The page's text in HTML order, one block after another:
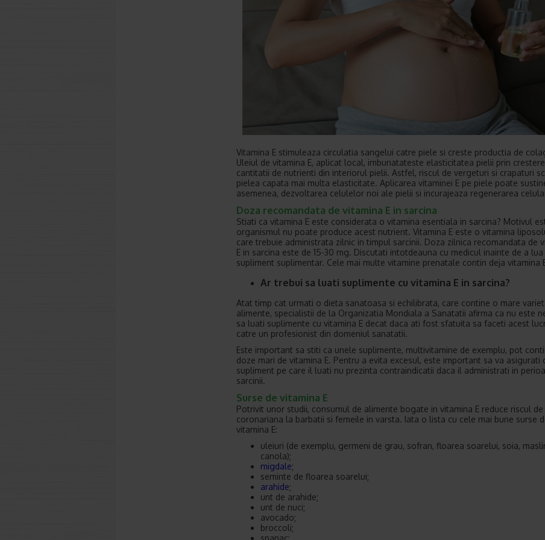
Vitamina E stimuleaza circulatia sangelui catre piele si creste productia de
Uleiul de vitamina E, aplicat local, imbunatateste elasticitatea pielii prin
cantitatii de nutrienti din interiorul pielii. Astfel, riscul de vergeturi si crapaturi
pielea capata mai multa elasticitate. Aplicarea vitaminei E pe piele poate
asemenea, dezvoltarea celulelor noi ale pielii si incurajeaza regenerarea
Doza recomandata de vitamina E in sarcina
Stiati ca vitamina E este considerata o vitamina esentiala in sarcina? Motivul
organismul nu poate produce acest nutrient. Vitamina E este o vitamina
care trebuie administrata zilnic in timpul sarcinii. Doza zilnica recomandata de
E in sarcina este de 15-30 mg. Discutati intotdeauna cu medicul inainte de a
supliment suplimentar. Cele mai multe vitamine prenatale contin deja vitamina
Ar trebui sa luati suplimente cu vitamina E in sarcina?
Atat timp cat urmati o dieta sanatoasa si echilibrata, care contine o mare
alimente, specialistii de la Organizatia Mondiala a Sanatatii afirma ca nu este
sa luati suplimente cu vitamina E decat daca ati fost sfatuita sa faceti acest
catre un profesionist din domeniul sanatatii.
Este important sa stiti ca unele suplimente, multivitamine de exemplu, pot
doze mari de vitamina E. Pentru a evita excesul, este important sa va asigurati
supliment pe care il luati nu prezinta contraindicatii daca il administrati in
sarcinii.
Surse de vitamina E
Potrivit unor studii, consumul de alimente bogate in vitamina E reduce riscul
coronariana la barbatii si femeile in varsta. Iata o lista cu cele mai bune surse
vitamina E:
uleiuri (de exemplu, germeni de grau, sofran, floarea soarelui, soia,
canola);
migdale;
seminte de floarea soarelui;
arahide;
unt de arahide;
unt de nuci;
avocado;
broccoli;